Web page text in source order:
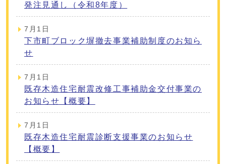
発注見通し（令和8年度）
7月1日
下市町ブロック塀撤去事業補助制度のお知ら
せ
7月1日
既存木造住宅耐震改修工事補助金交付事業の
お知らせ【概要】
7月1日
既存木造住宅耐震診断支援事業のお知らせ
【概要】